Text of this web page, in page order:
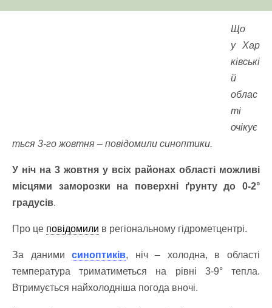
Що
у Хар
ківські
й
облас
ті
очікує
ться 3-го жовтня – повідомили синоптики.
У ніч на 3 жовтня у всіх районах області можливі
місцями заморозки на поверхні ґрунту до 0-2°
градусів.
Про це повідомили в регіональному гідрометцентрі.
За данимисиноптиків, ніч – холодна, в області
температура триматиметься на рівні 3-9° тепла.
Втримується найхолодніша погода вночі.